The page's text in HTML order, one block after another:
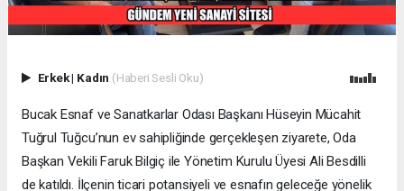
Erkek| Kadın (Haberi Sesli Oku)
Bucak Esnaf ve Sanatkarlar Odası Başkanı Hüseyin Mücahit
Tuğrul Tuğcu’nun ev sahipliğinde gerçekleşen ziyarete, Oda
Başkan Vekili Faruk Bilgiç ile Yönetim Kurulu Üyesi Ali Besdilli
de katıldı. İlçenin ticari potansiyeli ve esnafın geleceğe yönelik